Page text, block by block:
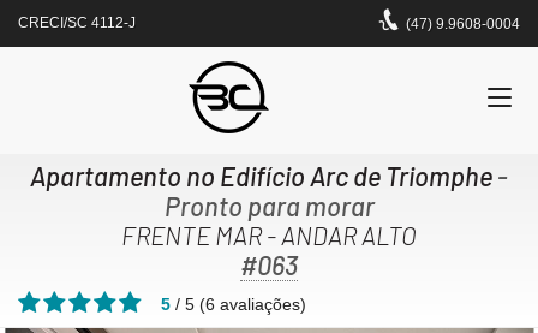
CRECI/SC 4112-J (47) 9.9608-0004
Apartamento no Edifício Arc de Triomphe-
Pronto para morar
FRENTE MAR - ANDAR ALTO
#063
5 / 5 (6 avaliações)